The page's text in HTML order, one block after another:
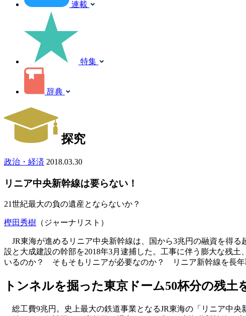
連載
特集
辞典
探究
政治・経済 2018.03.30
リニア中央新幹線は要らない！
21世紀最大の負の遺産とならないか？
樫田秀樹 （ジャーナリスト）
JR東海が進めるリニア中央新幹線は、国から3兆円の融資を得
設と大成建設の幹部を2018年3月逮捕した。工事に伴う膨大な残
いるのか？ そもそもリニアが必要なのか？ リニア新幹線を長年
トンネルを掘った東京ドーム50杯分の残土
総工費9兆円。史上最大の鉄道事業となるJR東海の「リニア中央